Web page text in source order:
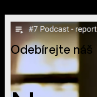
Odebírejte náš